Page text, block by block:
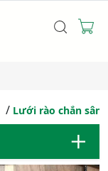
Lưới rào chắn sân